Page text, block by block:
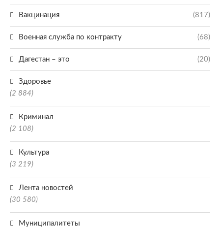
Вакцинация (817)
Военная служба по контракту (68)
Дагестан – это (20)
Здоровье
(2 884)
Криминал
(2 108)
Культура
(3 219)
Лента новостей
(30 580)
Муниципалитеты